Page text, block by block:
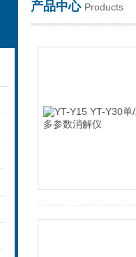
产品中心 Products